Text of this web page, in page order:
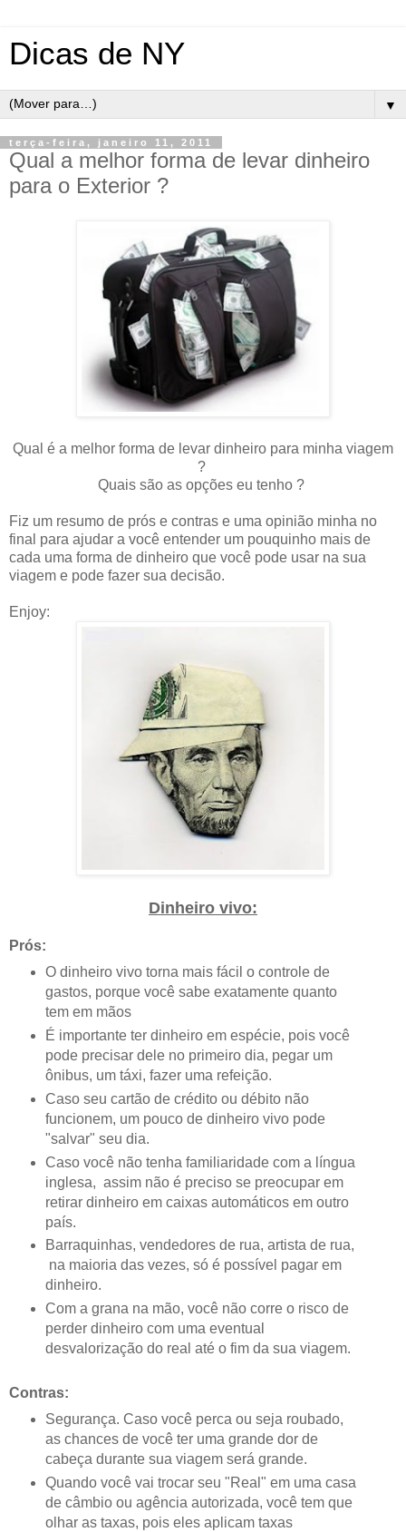
Dicas de NY
▼
terça-feira, janeiro 11, 2011
Qual a melhor forma de levar dinheiro
para o Exterior ?
Qual é a melhor forma de levar dinheiro para minha viagem
?
Quais são as opções eu tenho ?
Fiz um resumo de prós e contras e uma opinião minha no
final para ajudar a você entender um pouquinho mais de
cada uma forma de dinheiro que você pode usar na sua
viagem e pode fazer sua decisão.
Enjoy:
Dinheiro vivo:
Prós:
O dinheiro vivo torna mais fácil o controle de
gastos, porque você sabe exatamente quanto
tem em mãos
É importante ter dinheiro em espécie, pois você
pode precisar dele no primeiro dia, pegar um
ônibus, um táxi, fazer uma refeição.
Caso seu cartão de crédito ou débito não
funcionem, um pouco de dinheiro vivo pode
"salvar" seu dia.
Caso você não tenha familiaridade com a língua
inglesa, assim não é preciso se preocupar em
retirar dinheiro em caixas automáticos em outro
país.
Barraquinhas, vendedores de rua, artista de rua,
na maioria das vezes, só é possível pagar em
dinheiro.
Com a grana na mão, você não corre o risco de
perder dinheiro com uma eventual
desvalorização do real até o fim da sua viagem.
Contras:
Segurança. Caso você perca ou seja roubado,
as chances de você ter uma grande dor de
cabeça durante sua viagem será grande.
Quando você vai trocar seu "Real" em uma casa
de câmbio ou agência autorizada, você tem que
olhar as taxas, pois eles aplicam taxas